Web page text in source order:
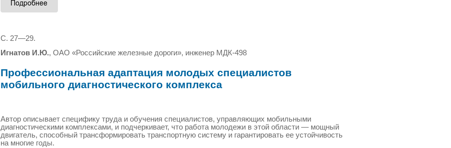
С. 27—29.
Игнатов И.Ю., ОАО «Российские железные дороги», инженер МДК-498
Профессиональная адаптация молодых специалистов
мобильного диагностического комплекса
Автор описывает специфику труда и обучения специалистов, управляющих мобильными
диагностическими комплексами, и подчеркивает, что работа молодежи в этой области — мощный
двигатель, способный трансформировать транспортную систему и гарантировать ее устойчивость
на многие годы.